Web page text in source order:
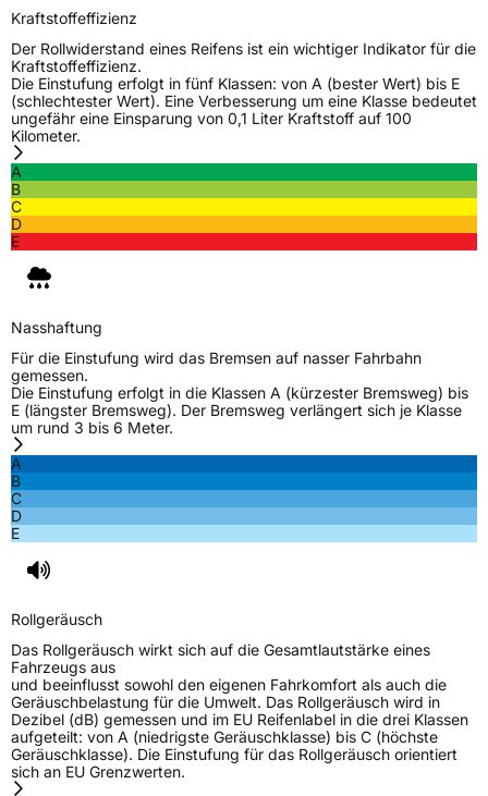
VerwendungSommerreifen
ModellnameSportraxx UHP
FahrzeugartPKW & SUV
Weitere Eigenschaften
SchlauchtypTL
ZustandNeureifen
Verstärkt
EU Label
EffizienzC
Nasshaftung
3PMSF / Schneeflockensymbol / Alpine-Symbol Nein
EisgripNein
EPREL ID2164796
Allgemeine Produktsicherheit (GPSR)
Kraftstoffeffizienz
Der Rollwiderstand eines Reifens ist ein wichtiger Indikator für die
Kraftstoffeffizienz.
Die Einstufung erfolgt in fünf Klassen: von A (bester Wert) bis E
(schlechtester Wert). Eine Verbesserung um eine Klasse bedeutet
ungefähr eine Einsparung von 0,1 Liter Kraftstoff auf 100
Kilometer.
A
B
C
D
E
Nasshaftung
Für die Einstufung wird das Bremsen auf nasser Fahrbahn
gemessen.
Die Einstufung erfolgt in die Klassen A (kürzester Bremsweg) bis
E (längster Bremsweg). Der Bremsweg verlängert sich je Klasse
um rund 3 bis 6 Meter.
A
B
C
D
E
Rollgeräusch
Das Rollgeräusch wirkt sich auf die Gesamtlautstärke eines
Fahrzeugs aus
und beeinflusst sowohl den eigenen Fahrkomfort als auch die
Geräuschbelastung für die Umwelt. Das Rollgeräusch wird in
Dezibel (dB) gemessen und im EU Reifenlabel in die drei Klassen
aufgeteilt: von A (niedrigste Geräuschklasse) bis C (höchste
Geräuschklasse). Die Einstufung für das Rollgeräusch orientiert
sich an EU Grenzwerten.